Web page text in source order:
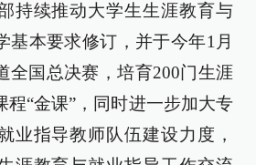
持续推动大学生生涯教育与
基本要求修订，并于今年1月
全国总决赛，培育200门生涯
程“金课”，同时进一步加大专
业指导教师队伍建设力度，